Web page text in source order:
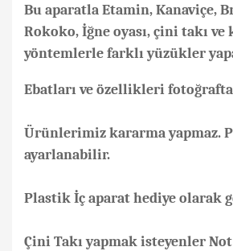
Bu aparatla Etamin, Kanaviçe,
Rokoko, İğne oyası, çini takı
yöntemlerle farklı yüzükler
Ebatları ve özellikleri
Ürünlerimiz kararma yapmaz.
ayarlanabilir.
Plastik İç aparat hediye olarak
Çini Takı yapmak isteyenler